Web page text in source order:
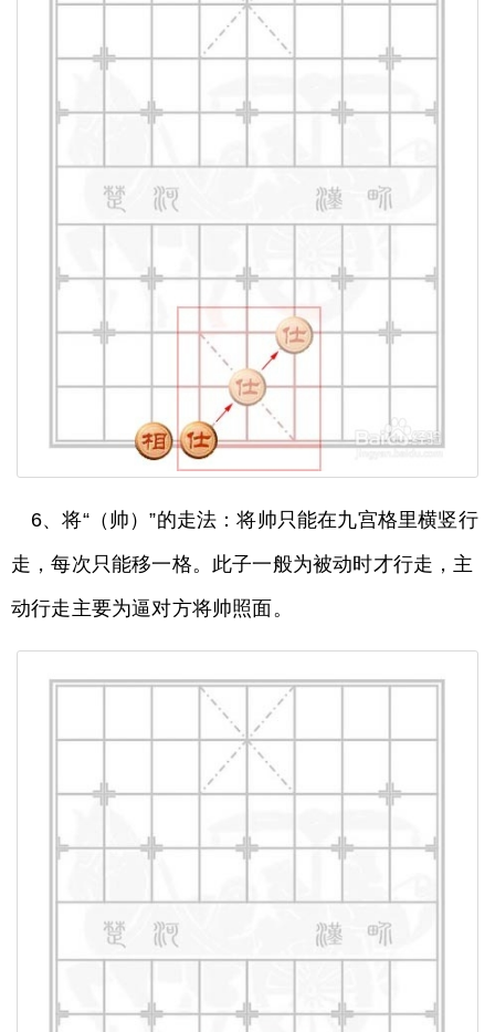
6、将“（帅）”的走法：将帅只能在九宫格里横竖行
走，每次只能移一格。此子一般为被动时才行走，主
动行走主要为逼对方将帅照面。